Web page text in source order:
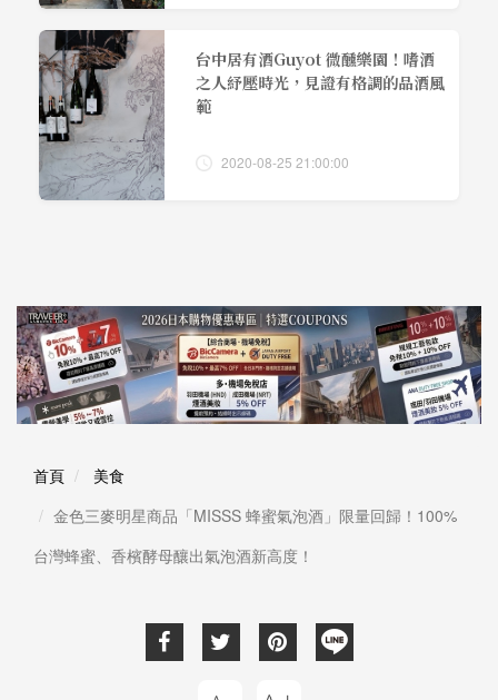
台中居有酒Guyot 微醺樂園！嗜酒
之人紓壓時光，見證有格調的品酒風
範
2020-08-25 21:00:00
首頁
美食
金色三麥明星商品「MISSS 蜂蜜氣泡酒」限量回歸！100%
台灣蜂蜜、香檳酵母釀出氣泡酒新高度！